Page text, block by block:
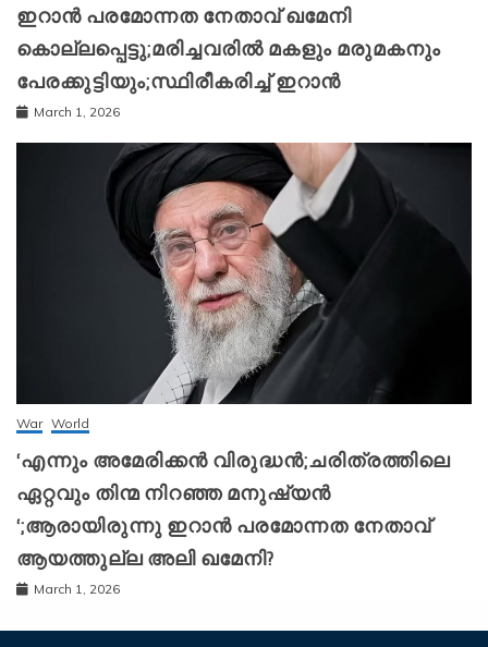
ഇറാന്‍ പരമോന്നത നേതാവ് ഖമേനി
കൊല്ലപ്പെട്ടു;മരിച്ചവരിൽ മകളും മരുമകനും
പേരക്കുട്ടിയും;സ്ഥിരീകരിച്ച് ഇറാന്‍
March 1, 2026
War World
‘എന്നും അമേരിക്കന്‍ വിരുദ്ധന്‍;ചരിത്രത്തിലെ
ഏറ്റവും തിന്മ നിറഞ്ഞ മനുഷ്യന്‍
‘;ആരായിരുന്നു ഇറാന്‍ പരമോന്നത നേതാവ്
ആയത്തുല്ല അലി ഖമേനി?
March 1, 2026